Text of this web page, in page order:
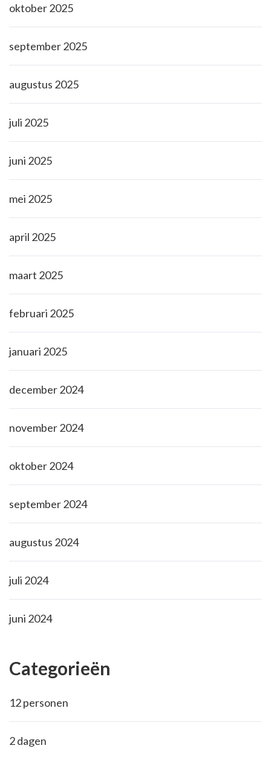
oktober 2025
september 2025
augustus 2025
juli 2025
juni 2025
mei 2025
april 2025
maart 2025
februari 2025
januari 2025
december 2024
november 2024
oktober 2024
september 2024
augustus 2024
juli 2024
juni 2024
Categorieën
12 personen
2 dagen